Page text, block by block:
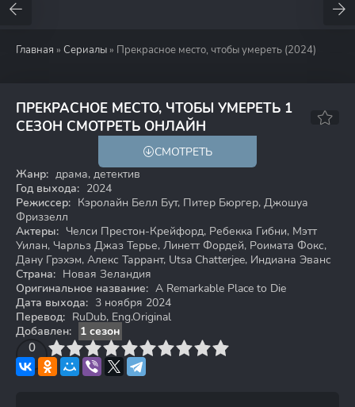
Главная » Сериалы » Прекрасное место, чтобы умереть (2024)
ПРЕКРАСНОЕ МЕСТО, ЧТОБЫ УМЕРЕТЬ 1
СЕЗОН СМОТРЕТЬ ОНЛАЙН
6.5 7.1
СМОТРЕТЬ
Жанр: драма, детектив
Год выхода: 2024
Режиссер: Кэролайн Белл Бут, Питер Бюргер, Джошуа
Фриззелл
Актеры: Челси Престон-Крейфорд, Ребекка Гибни, Мэтт
Уилан, Чарльз Джаз Терье, Линетт Фордей, Роимата Фокс,
Дану Грэхэм, Алекс Таррант, Utsa Chatterjee, Индиана Эванс
Страна: Новая Зеландия
Оригинальное название: A Remarkable Place to Die
Дата выхода: 3 ноября 2024
Перевод: RuDub, Eng.Original
Добавлен:
1 сезон
0
4 6 7 8 9 10